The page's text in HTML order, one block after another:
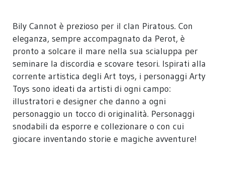
Bily Cannot è prezioso per il clan Piratous. Con
eleganza, sempre accompagnato da Perot, è
pronto a solcare il mare nella sua scialuppa per
seminare la discordia e scovare tesori. Ispirati alla
corrente artistica degli Art toys, i personaggi Arty
Toys sono ideati da artisti di ogni campo:
illustratori e designer che danno a ogni
personaggio un tocco di originalità. Personaggi
snodabili da esporre e collezionare o con cui
giocare inventando storie e magiche avventure!